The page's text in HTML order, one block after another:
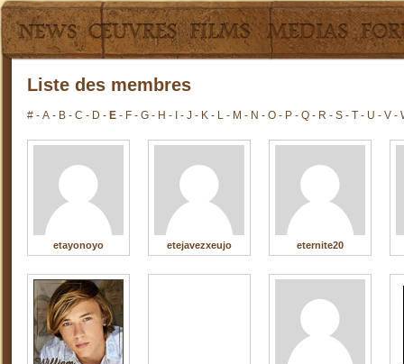
Liste des membres
# - A - B - C - D - E - F - G - H - - J - K - L - M - N - O - P - Q - R - S - T - U - V -
etayonoyo etejavezxeujo eternite20